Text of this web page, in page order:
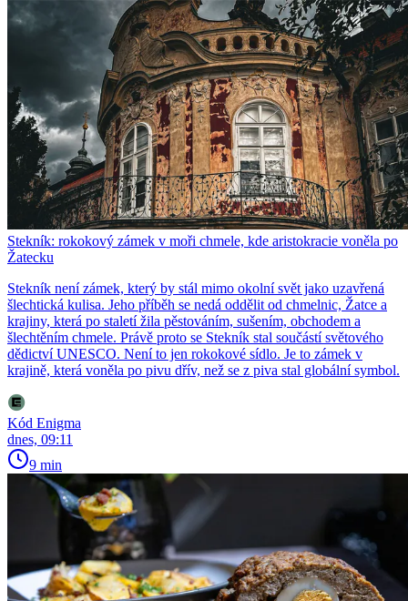
Stekník: rokokový zámek v moři chmele, kde aristokracie voněla po
Žatecku
Stekník není zámek, který by stál mimo okolní svět jako uzavřená
šlechtická kulisa. Jeho příběh se nedá oddělit od chmelnic, Žatce a
krajiny, která po staletí žila pěstováním, sušením, obchodem a
šlechtěním chmele. Právě proto se Stekník stal součástí světového
dědictví UNESCO. Není to jen rokokové sídlo. Je to zámek v
krajině, která voněla po pivu dřív, než se z piva stal globální symbol.
Kód Enigma
dnes, 09:11
9 min